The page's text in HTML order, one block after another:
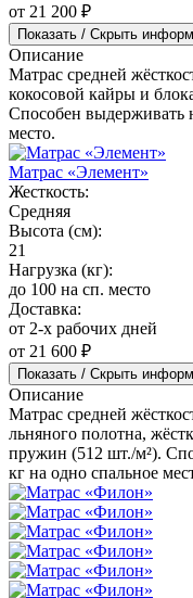
от 21 200 ₽
Показать / Скрыть
Описание
Матрас средней
кокосовой кайры и
Способен выдерживать
место.
Матрас «Элемент»
Жесткость:
Средняя
Высота (см):
21
Нагрузка (кг):
до 100 на сп. место
Доставка:
от 2-х рабочих дней
от 21 600 ₽
Показать / Скрыть
Описание
Матрас средней
льняного полотна,
пружин (512 шт./м²).
кг на одно спальное